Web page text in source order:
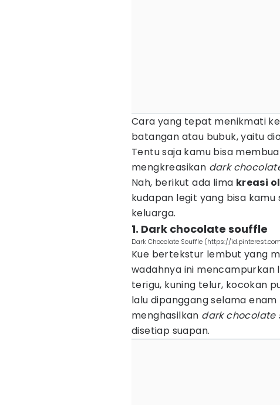
Cara yang tepat menikmati
batangan atau bubuk, yaitu
Tentu saja kamu bisa
mengkreasikan dark
Nah, berikut ada lima kreasi
kudapan legit yang bisa
keluarga.
1. Dark chocolate souffle
Dark Chocolate Souffle (https://
Kue bertekstur lembut yang
wadahnya ini mencampurkan
terigu, kuning telur, kocokan
lalu dipanggang selama
menghasilkan dark chocolate
disetiap suapan.